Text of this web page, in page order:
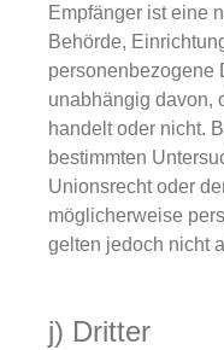
Empfänger ist eine
Behörde,
personenbezogene
unabhängig davon,
handelt oder nicht.
bestimmten
Unionsrecht oder
möglicherweise
gelten jedoch nicht
j) Dritter